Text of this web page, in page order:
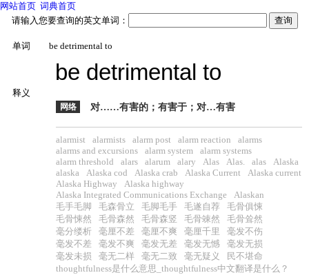
网站首页 词典首页
请输入您要查询的英文单词：
单词 be detrimental to
释义
be detrimental to
网络 对……有害的；有害于；对…有害
alarmist alarmists alarm post alarm reaction
alarms
alarms and excursions
alarm system
alarm systems
alarm threshold
alars alarum alary Alas Alas. alas
Alaska
alaska
Alaska cod Alaska crab Alaska Current
Alaska current
Alaska Highway
Alaska highway
Alaska Integrated Communications Exchange
Alaskan
毛手毛脚
毛森骨立 毛脚毛手 毛遂自荐
毛骨俱悚
毛骨悚然
毛骨森然 毛骨森竖 毛骨竦然
毛骨耸然
毫分缕析
毫厘不差 毫厘不爽 毫厘千里
毫发不伤
毫发不差
毫发不爽 毫发无差 毫发无憾
毫发无损
毫发未损
毫无二样 毫无二致 毫无疑义
民不堪命
thoughtfulness是什么意思_thoughtfulness中文翻译是什么？